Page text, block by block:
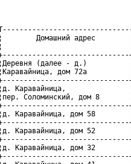
Домашний адрес
¦
¦Деревня (далее - д.)
дом 72а
¦д. Каравайница,
дом 8
¦д. Каравайница, дом 58
Каравайница, дом 52
Каравайница, дом 32